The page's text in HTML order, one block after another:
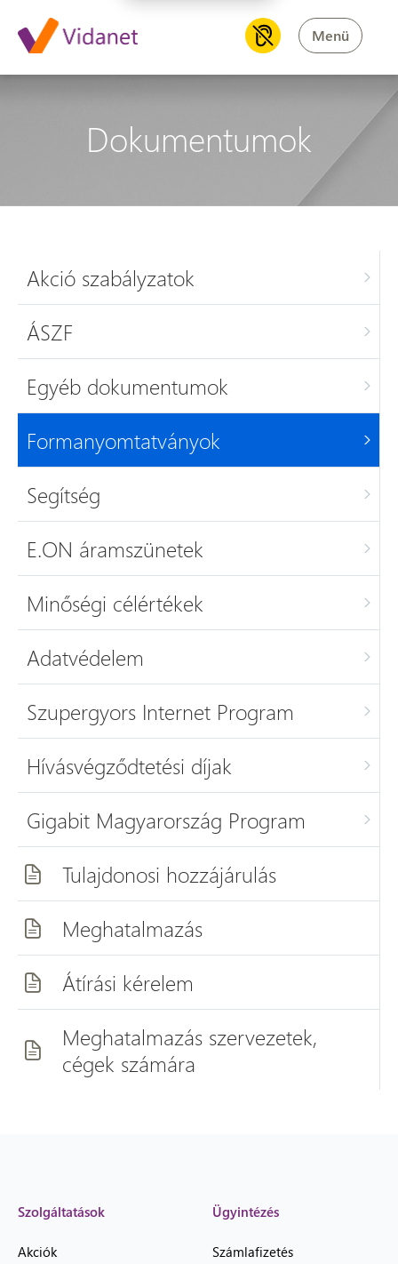
Menü
Dokumentumok
Akció szabályzatok
ÁSZF
Egyéb dokumentumok
Formanyomtatványok
Segítség
E.ON áramszünetek
Minőségi célértékek
Adatvédelem
Szupergyors Internet Program
Hívásvégződtetési díjak
Gigabit Magyarország Program
Tulajdonosi hozzájárulás
Meghatalmazás
Átírási kérelem
Meghatalmazás szervezetek,
cégek számára
Szolgáltatások
Akciók
Ügyintézés
Számlafizetés